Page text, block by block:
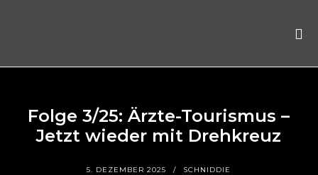
Folge 3/25: Ärzte-Tourismus –
Jetzt wieder mit Drehkreuz
5. DEZEMBER 2025 SCHNIDDIE